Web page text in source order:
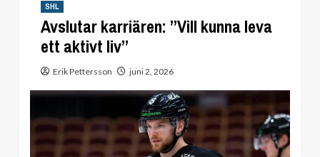
SHL
Avslutar karriären: ”Vill kunna leva
ett aktivt liv”
Erik Pettersson juni 2, 2026